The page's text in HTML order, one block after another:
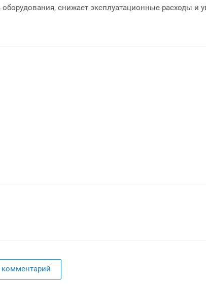
снижает эксплуатационные расходы и